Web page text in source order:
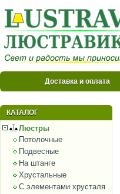
Доставка и оплата
КАТАЛОГ
Люстры
Потолочные
Подвесные
На штанге
Хрустальные
С элементами хрусталя